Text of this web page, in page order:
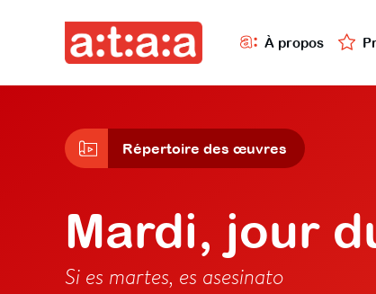
À propos
Répertoire des œuvres
Mardi, jour
Si es martes, es asesinato